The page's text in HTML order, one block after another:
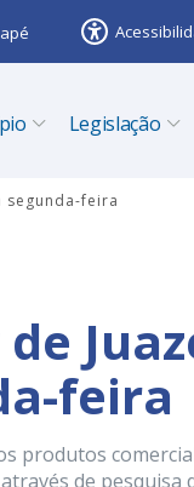
Legislação
feira
feira
produtos
de pesquisa